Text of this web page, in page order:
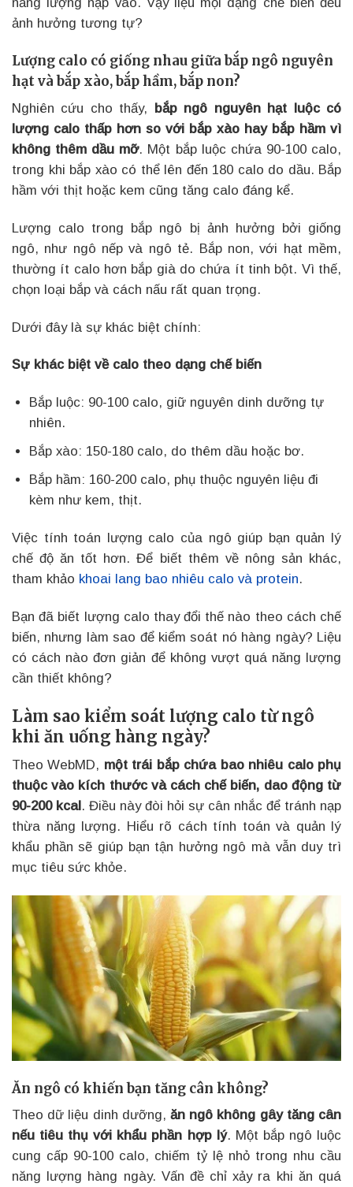
ảnh hưởng tương tự?
Lượng calo có giống nhau giữa bắp ngô nguyên
hạt và bắp xào, bắp hầm, bắp non?
Nghiên cứu cho thấy, bắp ngô nguyên hạt luộc có
lượng calo thấp hơn so với bắp xào hay bắp hầm vì
không thêm dầu mỡ. Một bắp luộc chứa 90-100 calo,
trong khi bắp xào có thể lên đến 180 calo do dầu. Bắp
hầm với thịt hoặc kem cũng tăng calo đáng kể.
Lượng calo trong bắp ngô bị ảnh hưởng bởi giống
ngô, như ngô nếp và ngô tẻ. Bắp non, với hạt mềm,
thường ít calo hơn bắp già do chứa ít tinh bột. Vì thế,
chọn loại bắp và cách nấu rất quan trọng.
Dưới đây là sự khác biệt chính:
Sự khác biệt về calo theo dạng chế biến
Bắp luộc: 90-100 calo, giữ nguyên dinh dưỡng tự
nhiên.
Bắp xào: 150-180 calo, do thêm dầu hoặc bơ.
Bắp hầm: 160-200 calo, phụ thuộc nguyên liệu đi
kèm như kem, thịt.
Việc tính toán lượng calo của ngô giúp bạn quản lý
chế độ ăn tốt hơn. Để biết thêm về nông sản khác,
tham khảo khoai lang bao nhiêu calo và protein.
Bạn đã biết lượng calo thay đổi thế nào theo cách chế
biến, nhưng làm sao để kiểm soát nó hàng ngày? Liệu
có cách nào đơn giản để không vượt quá năng lượng
cần thiết không?
Làm sao kiểm soát lượng calo từ ngô
khi ăn uống hàng ngày?
Theo WebMD, một trái bắp chứa bao nhiêu calo phụ
thuộc vào kích thước và cách chế biến, dao động từ
90-200 kcal. Điều này đòi hỏi sự cân nhắc để tránh nạp
thừa năng lượng. Hiểu rõ cách tính toán và quản lý
khẩu phần sẽ giúp bạn tận hưởng ngô mà vẫn duy trì
mục tiêu sức khỏe.
Ăn ngô có khiến bạn tăng cân không?
Theo dữ liệu dinh dưỡng, ăn ngô không gây tăng cân
nếu tiêu thụ với khẩu phần hợp lý. Một bắp ngô luộc
cung cấp 90-100 calo, chiếm tỷ lệ nhỏ trong nhu cầu
năng lượng hàng ngày. Vấn đề chỉ xảy ra khi ăn quá